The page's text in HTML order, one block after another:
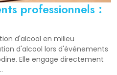
professionnels :
d'alcool en milieu
d'alcool lors d'événements
Elle engage directement